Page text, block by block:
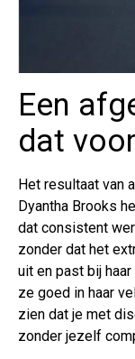
Een
dat
Het resultaat van
Dyantha Brooks
dat consistent
zonder dat het
uit en past bij
ze goed in haar
zien dat je met
zonder jezelf